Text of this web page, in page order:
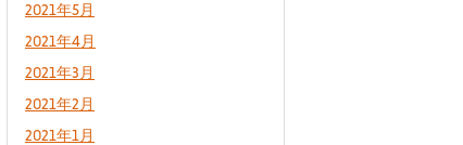
2021年5月
2021年4月
2021年3月
2021年2月
2021年1月